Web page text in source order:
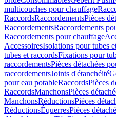
multicouches pour chauffage
RaccordsRaccordementsPièces
RaccordementsRaccordements
Raccordements pour chauffage
AccessoiresIsolations pour tubes
tubes et raccordsFixations pour
raccordementsPièces détachées
raccordementsJoints d'étanchéité
pour eau potableRaccordsPièces
RaccordsManchonsPièces
ManchonsRéductionsPièces
RéductionsÉquerresPièces